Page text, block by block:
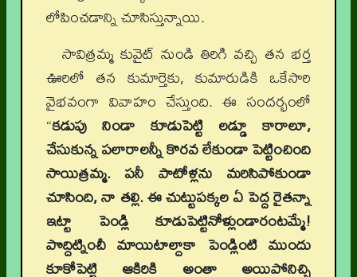
లోపించడాన్ని చూసిస్తున్నాయి.
సావిత్రమ్మ కువైట్ నుండి తిరిగి వచ్చి తన భర్త
ఊరిలో తన కుమార్తెకు, కుమారుడికి ఒకేసారి
వైభవంగా వివాహం చేస్తుంది. ఈ సందర్భంలో
“కడుపు నిండా కూడుపెట్టి లడ్డూ కారాలూ,
చేసుకున్న పలారాలన్నీ కొరవ లేకుండా పెట్టించింది
సాయిత్రమ్మ. పనీ పాటోళ్లను మరిసిపోకుండా
చూసింది, నా తల్లి. ఈ చుట్టుపక్కల ఏ పెద్ద రైతన్నా
ఇట్టా పెండ్లి కూడుపెట్టినోళ్లుండారంటమ్మే!
పొద్దిట్నించీ మాయిటాల్దాకా పెండ్లింటి ముందు
కూకోపెట్టి ఆకిరికి అంతా అయిపోనిచ్చి